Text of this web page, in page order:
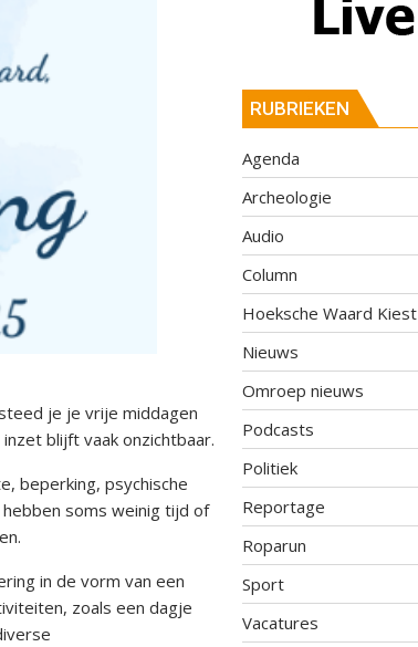
je je vrije middagen
blijft vaak onzichtbaar.
beperking, psychische
hebben soms weinig tijd of
in de vorm van een
zoals een dagje
RUBRIEKEN
Agenda
Archeologie
Audio
Column
Hoeksche Waard Kiest
Nieuws
Omroep nieuws
Podcasts
Politiek
Reportage
Roparun
Sport
Vacatures